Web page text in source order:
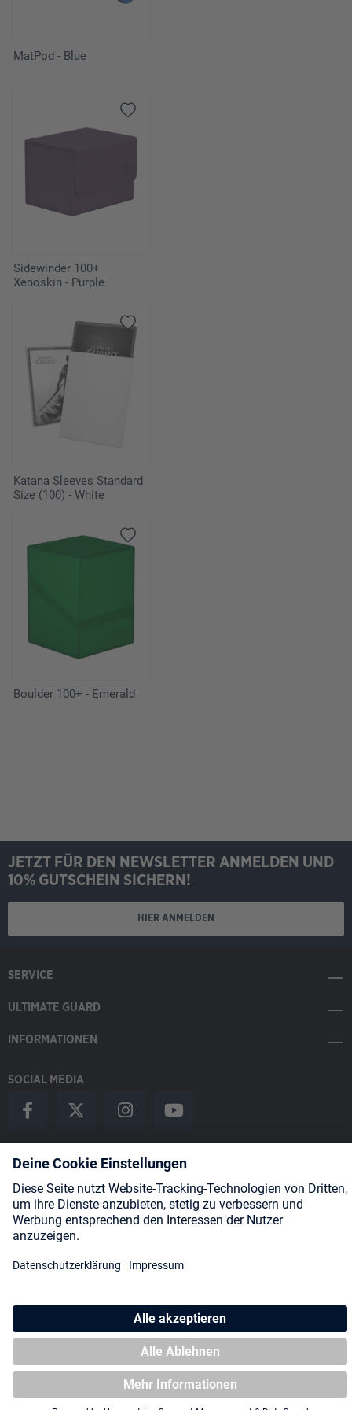
MatPod - Blue
Sidewinder 100+
Xenoskin - Purple
Katana Sleeves Standard
Size (100) - White
Boulder 100+ - Emerald
JETZT FÜR DEN NEWSLETTER ANMELDEN UND
10% GUTSCHEIN SICHERN!
HIER ANMELDEN
SERVICE
ULTIMATE GUARD
INFORMATIONEN
SOCIAL MEDIA
Payment Methods
Shipping
* Alle Preise inkl. gesetzl. Mehrwertsteuer zzgl.Versandkostenund
ggf. Nachnahmegebühren, wenn nicht anders angegeben.